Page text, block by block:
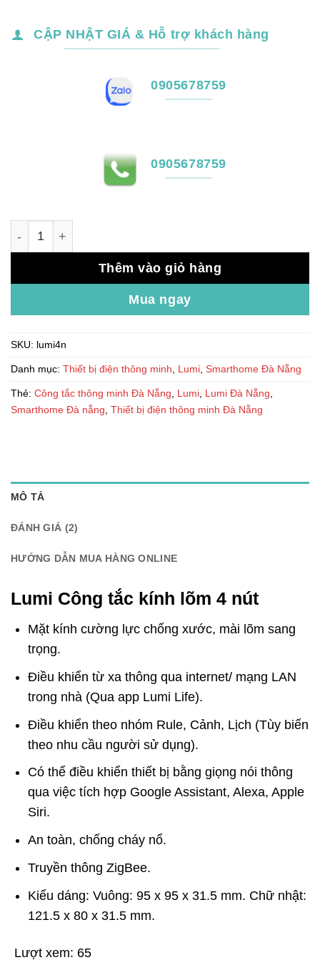
CẬP NHẬT GIÁ & Hỗ trợ khách hàng
0905678759
0905678759
Lumi Công tắc kính lõm 4 nút số lượng
Thêm vào giỏ hàng
Mua ngay
SKU: lumi4n
Danh mục: Thiết bị điện thông minh Lumi Smarthome Đà Nẵng
Thẻ: Công tắc thông minh Đà Nẵng Lumi Lumi Đà Nẵng
Smarthome Đà nẵng Thiết bị điện thông minh Đà Nẵng
MÔ TẢ
ĐÁNH GIÁ (2)
HƯỚNG DẪN MUA HÀNG ONLINE
Lumi Công tắc kính lõm 4 nút
Mặt kính cường lực chống xước, mài lõm sang
trọng.
Điều khiển từ xa thông qua internet/ mạng LAN
trong nhà (Qua app Lumi Life).
Điều khiển theo nhóm Rule, Cảnh, Lịch (Tùy biến
theo nhu cầu người sử dụng).
Có thể điều khiển thiết bị bằng giọng nói thông
qua việc tích hợp Google Assistant, Alexa, Apple
Siri.
An toàn, chống cháy nổ.
Truyền thông ZigBee.
Kiểu dáng: Vuông: 95 x 95 x 31.5 mm. Chữ nhật:
121.5 x 80 x 31.5 mm.
Lượt xem: 65